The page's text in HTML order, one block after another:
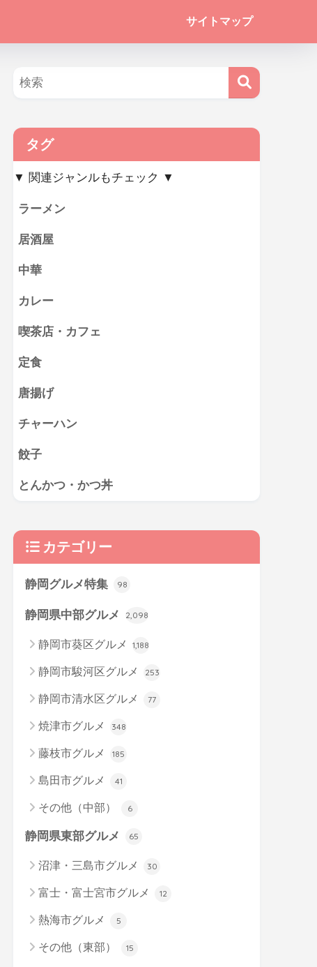
サイトマップ
タグ
▼ 関連ジャンルもチェック ▼
ラーメン
居酒屋
中華
カレー
喫茶店・カフェ
定食
唐揚げ
チャーハン
餃子
とんかつ・かつ丼
カテゴリー
静岡グルメ特集 98
静岡県中部グルメ 2,098
静岡市葵区グルメ 1,188
静岡市駿河区グルメ 253
静岡市清水区グルメ 77
焼津市グルメ 348
藤枝市グルメ 185
島田市グルメ 41
その他（中部） 6
静岡県東部グルメ 65
沼津・三島市グルメ 30
富士・富士宮市グルメ 12
熱海市グルメ 5
その他（東部） 15